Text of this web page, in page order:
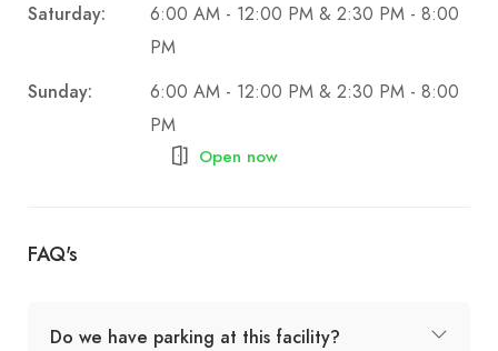
Saturday:
6:00 AM - 12:00 PM & 2:30 PM - 8:00
PM
Sunday:
6:00 AM - 12:00 PM & 2:30 PM - 8:00
PM
Open now
FAQ's
Do we have parking at this facility?